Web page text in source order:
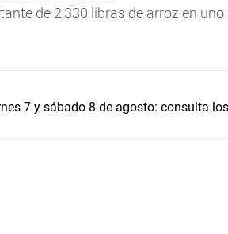
de 2,330 libras de arroz en uno
7 y sábado 8 de agosto: consulta